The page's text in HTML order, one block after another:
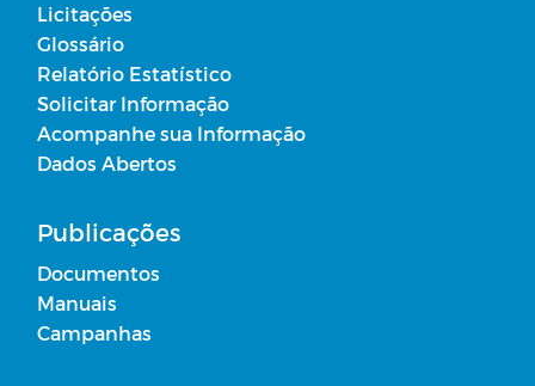
Licitações
Glossário
Relatório Estatístico
Solicitar Informação
Acompanhe sua Informação
Dados Abertos
Publicações
Documentos
Manuais
Campanhas